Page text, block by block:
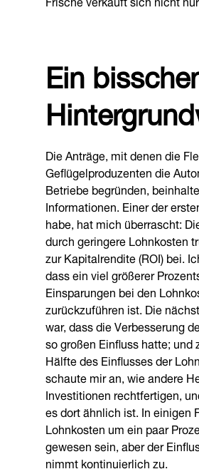
Ein
Die Anträge, mit denen die
Geflügelproduzenten die
Betriebe begründen,
Informationen. Einer der
habe, hat mich überrascht:
durch geringere Lohnkosten
zur Kapitalrendite (ROI) bei.
dass ein viel größerer
Einsparungen bei den
zurückzuführen ist. Die
war, dass die Verbesserung
so großen Einfluss hatte; und
Hälfte des Einflusses der
schaute mir an, wie andere
Investitionen rechtfertigen,
es dort ähnlich ist. In einigen
Lohnkosten um ein paar
gewesen sein, aber der
nimmt kontinuierlich zu.